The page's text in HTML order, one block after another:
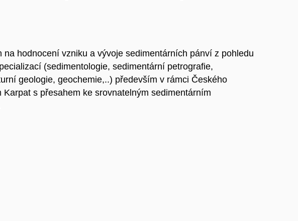
na hodnocení vzniku a vývoje sedimentárních pánví z pohledu
(sedimentologie, sedimentární petrografie,
geologie, geochemie,..) především v rámci Českého
Karpat s přesahem ke srovnatelným sedimentárním